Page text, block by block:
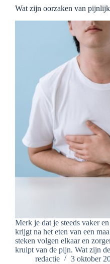
Wat zijn oorzaken van
Merk je dat je steeds vaker
krijgt na het eten van een
steken volgen elkaar en
kruipt van de pijn. Wat zijn
redactie
3 oktober